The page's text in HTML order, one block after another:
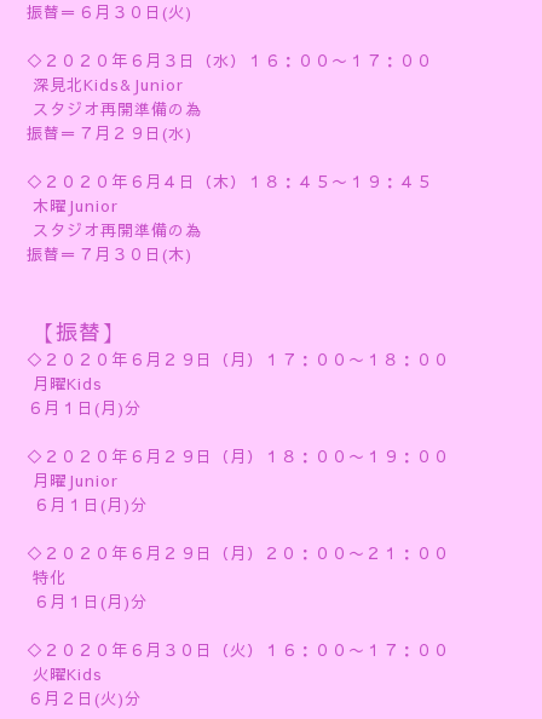
振替＝６月３０日(火)
◇２０２０年６月３日（水）１６：００〜１７：００
深見北Kids&Junior
スタジオ再開準備の為
振替＝７月２９日(水)
◇２０２０年６月４日（木）１８：４５〜１９：４５
木曜Junior
スタジオ再開準備の為
振替＝７月３０日(木)
【振替】
◇２０２０年６月２９日（月）１７：００〜１８：００
月曜Kids
６月１日(月)分
◇２０２０年６月２９日（月）１８：００〜１９：００
月曜Junior
６月１日(月)分
◇２０２０年６月２９日（月）２０：００〜２１：００
特化
６月１日(月)分
◇２０２０年６月３０日（火）１６：００〜１７：００
火曜Kids
６月２日(火)分